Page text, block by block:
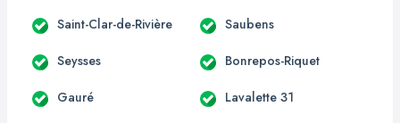
Saint-Clar-de-Rivière Saubens
Seysses Bonrepos-Riquet
Gauré Lavalette 31